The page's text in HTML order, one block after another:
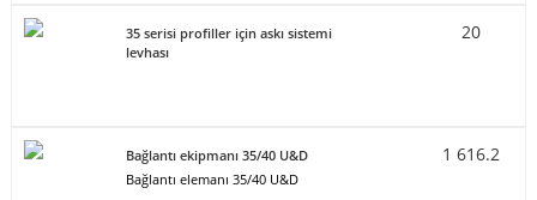
35 serisi profiller için askı sistemi
levhası
20
Bağlantı ekipmanı 35/40 U&D
Bağlantı elemanı 35/40 U&D
1 616.2